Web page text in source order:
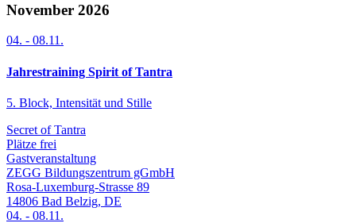
November 2026
04. - 08.11.
Jahrestraining Spirit of Tantra
5. Block, Intensität und Stille
Secret of Tantra
Plätze frei
Gastveranstaltung
ZEGG Bildungszentrum gGmbH
Rosa-Luxemburg-Strasse 89
14806 Bad Belzig, DE
04. - 08.11.